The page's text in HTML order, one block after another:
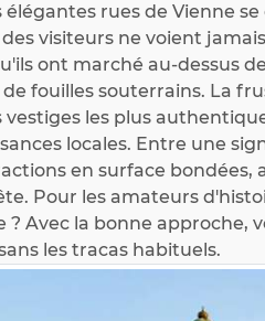
élégantes rues de Vienne
visiteurs ne voient
ont marché au-dessus
de fouilles souterrains. La
vestiges les plus
locales. Entre une
en surface bondées,
Pour les amateurs
? Avec la bonne approche,
les tracas habituels.